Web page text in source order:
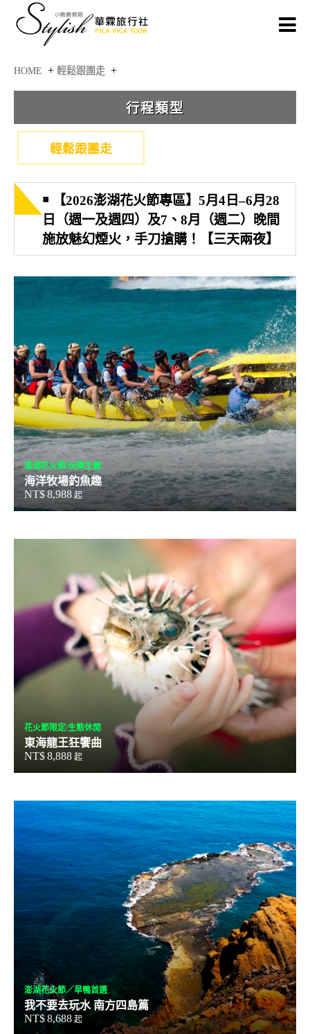
HOME + 輕鬆跟團走 +
輕鬆跟團走
￭ 【2026澎湖花火節專區】5月4日–6月28
日（週一及週四）及7、8月（週二）晚間
施放魅幻煙火，手刀搶購！【三天兩夜】
澎湖花火節/玩樂主義
海洋牧場釣魚趣
NT$8,988 起
花火節限定/生態休閒
東海龍王狂饗曲
NT$8,888 起
澎湖花火節／旱鴨首選
我不要去玩水 南方四島篇
NT$8,688 起